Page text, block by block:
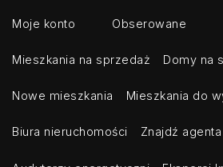
Moje konto Obserowane
Mieszkania na sprzedaż Domy na
Nowe mieszkania Mieszkania do
Biura nieruchomości Znajdź agenta